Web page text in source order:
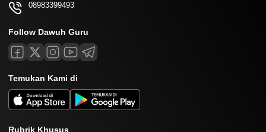
08983399493
Follow Dawuh Guru
Temukan Kami di
Rubrik Khusus